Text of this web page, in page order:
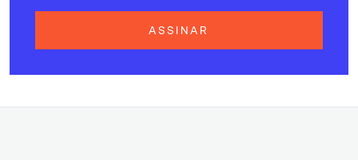
ASSINAR